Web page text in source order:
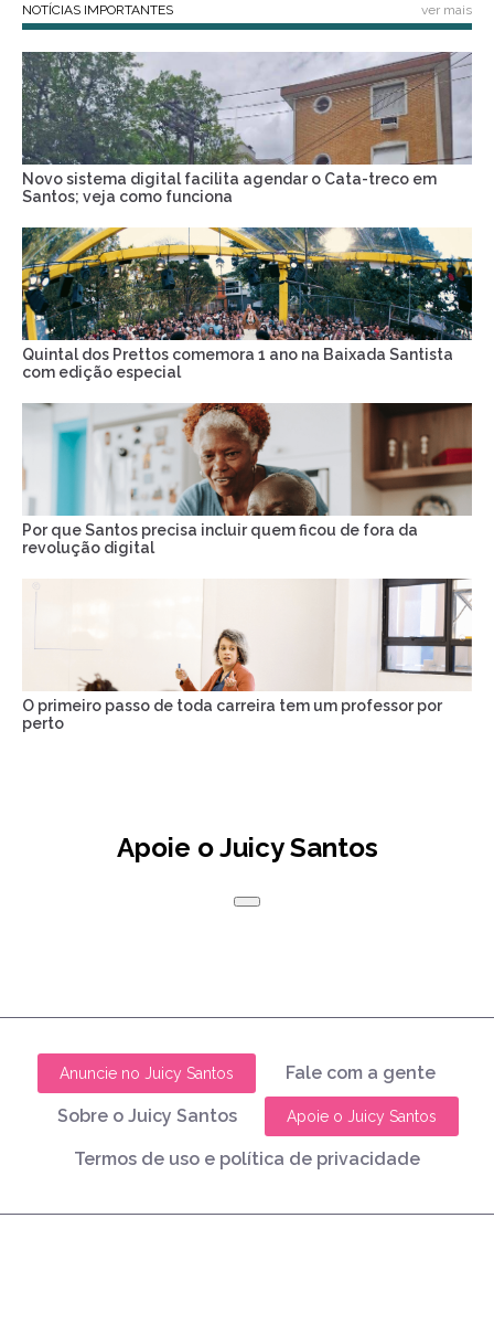
NOTÍCIAS IMPORTANTES ver mais
Novo sistema digital facilita agendar o Cata-treco em
Santos; veja como funciona
Quintal dos Prettos comemora 1 ano na Baixada Santista
com edição especial
Por que Santos precisa incluir quem ficou de fora da
revolução digital
O primeiro passo de toda carreira tem um professor por
perto
Apoie o Juicy Santos
Anuncie no Juicy Santos Fale com a gente
Sobre o Juicy Santos Apoie o Juicy Santos
Termos de uso e política de privacidade